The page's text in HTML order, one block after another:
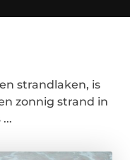
strandlaken, is
zonnig strand in